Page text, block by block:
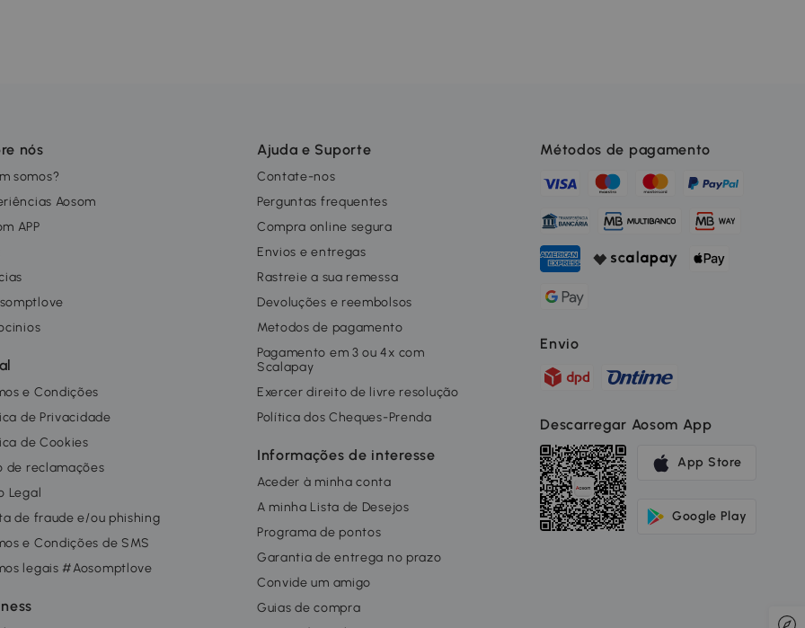
nós
somos?
Aosom
APP
e Condições
de Privacidade
de Cookies
de reclamações
Legal
de fraude e/ou phishing
e Condições de SMS
legais #Aosomptlove
Ajuda e Suporte
Contate-nos
Perguntas frequentes
Compra online segura
Envios e entregas
Rastreie a sua remessa
Devoluções e reembolsos
Metodos de pagamento
Pagamento em 3 ou 4x com
Scalapay
Exercer direito de livre resolução
Política dos Cheques-Prenda
Informações de interesse
Aceder à minha conta
A minha Lista de Desejos
Programa de pontos
Garantia de entrega no prazo
Convide um amigo
Guias de compra
Métodos de pagamento
Envio
Descarregar Aosom App
App Store
Google Play